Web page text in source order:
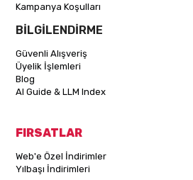
Kampanya Koşulları
BİLGİLENDİRME
Güvenli Alışveriş
Üyelik İşlemleri
Blog
AI Guide & LLM Index
FIRSATLAR
Web'e Özel İndirimler
Yılbaşı İndirimleri